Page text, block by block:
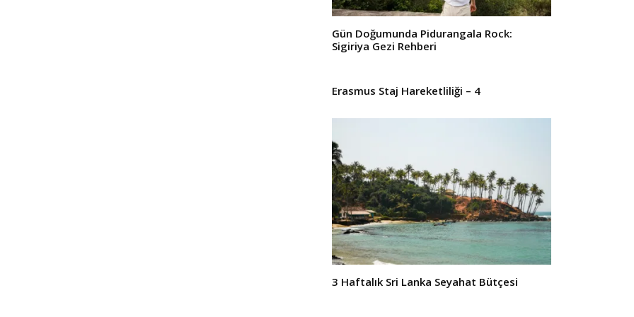
Gün Doğumunda Pidurangala Rock:
Sigiriya Gezi Rehberi
Erasmus Staj Hareketliliği – 4
3 Haftalık Sri Lanka Seyahat Bütçesi